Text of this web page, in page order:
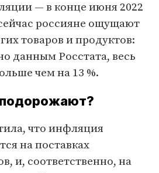
— в конце июня 2022
россияне ощущают
товаров и продуктов:
данным Росстата, весь
чем на 13 %.
что инфляция
на поставках
и, соответственно, на